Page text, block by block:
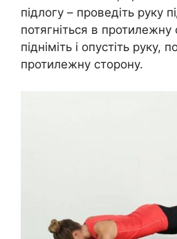
підлогу – проведіть руку
потягніться в
підніміть і опустіть руку,
протилежну сторону.